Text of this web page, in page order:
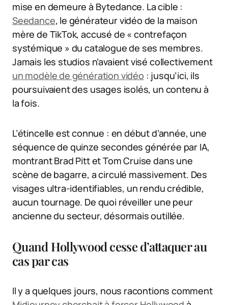
mise en demeure à Bytedance. La cible :
Seedance, le générateur vidéo de la maison
mère de TikTok, accusé de « contrefaçon
systémique » du catalogue de ses membres.
Jamais les studios n’avaient visé collectivement
un modèle de génération vidéo : jusqu’ici, ils
poursuivaient des usages isolés, un contenu à
la fois.
L’étincelle est connue : en début d’année, une
séquence de quinze secondes générée par IA,
montrant Brad Pitt et Tom Cruise dans une
scène de bagarre, a circulé massivement. Des
visages ultra-identifiables, un rendu crédible,
aucun tournage. De quoi réveiller une peur
ancienne du secteur, désormais outillée.
Quand Hollywood cesse d’attaquer au
cas par cas
Il y a quelques jours, nous racontions comment